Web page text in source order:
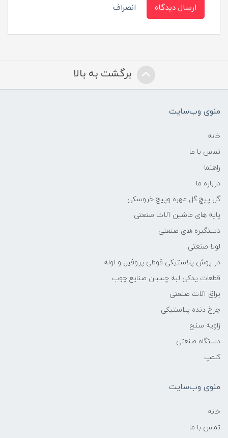
ارسال دیدگاه انصراف
برگشت به بالا
منوی وب‌سایت
خانه
تماس با ما
راهنما
درباره ما
گل پیچ گل مهره وپیچ خروسکی
پایه های ماشین آلات صنعتی
دستگیره های صنعتی
لولا صنعتی
در پوش پلاستیکی قوطی پروفیل و لوله
قطعات یدکی لبه چسبان صنایع چوب
یراق آلات صنعتی
چرخ دنده پلاستیکی
زاویه سنج
دستگاه صنعتی
کلمپ
منوی وب‌سایت
خانه
تماس با ما